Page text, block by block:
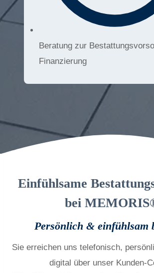
Beratung zur
Finanzierung
Einfühlsame
bei
Persönlich & einfühlsam
Sie erreichen uns telefonisch,
digital über unser Kunden-